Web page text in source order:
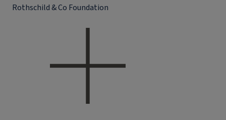
Rothschild & Co Foundation